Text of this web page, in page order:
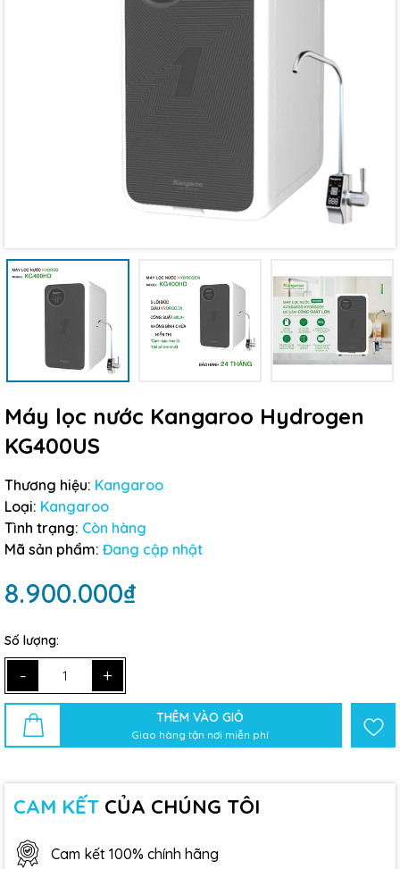
Máy lọc nước Kangaroo Hydrogen
KG400US
Thương hiệu: Kangaroo
Loại: Kangaroo
Tình trạng: Còn hàng
Mã sản phẩm: Đang cập nhật
8.900.000₫
Số lượng:
- +
THÊM VÀO GIỎ
Giao hàng tận nơi miễn phí
CAM KẾT CỦA CHÚNG TÔI
Cam kết 100% chính hãng